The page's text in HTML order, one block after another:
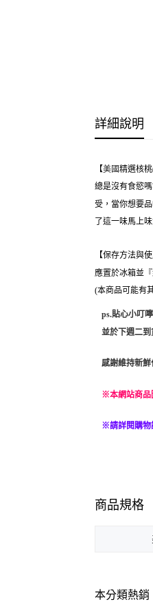
詳細說明
【美國精選核桃
總是沒有食慾
受，當你想要
了這一味馬上
【保存方法與
應置於冰箱並
(本商品可能有
ps.貼心小叮
並於下週二
感謝維持新鮮
※本網站商品
※請詳閱購物
商品規格
本分類熱銷